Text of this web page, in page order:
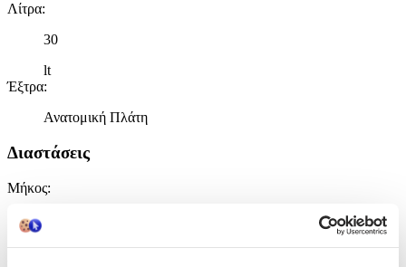
Λίτρα:
30
lt
Έξτρα:
Ανατομική Πλάτη
Διαστάσεις
Μήκος:
cm